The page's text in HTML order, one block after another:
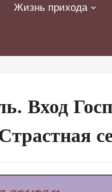
Жизнь прихода
Вход